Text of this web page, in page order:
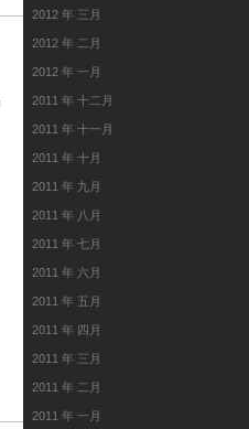
2012 年 三月
2012 年 二月
2012 年 一月
2011 年 十二月
2011 年 十一月
2011 年 十月
2011 年 九月
2011 年 八月
2011 年 七月
2011 年 六月
2011 年 五月
2011 年 四月
2011 年 三月
2011 年 二月
2011 年 一月